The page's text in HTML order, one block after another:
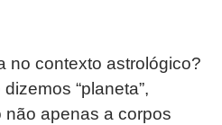
no contexto astrológico?
“planeta”,
apenas a corpos